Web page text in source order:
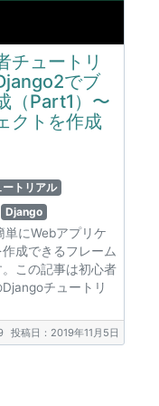
チュートリ
でブ
（Part1）〜
クトを作成
トリアル
Django
単にWebアプリケ
成できるフレーム
。この記事は初心者
チュートリ
投稿日：2019年11月5日